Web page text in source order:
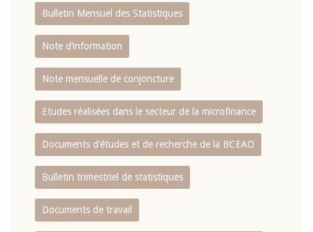
Bulletin Mensuel des Statistiques
Note d’information
Note mensuelle de conjoncture
Etudes réalisées dans le secteur de la microfinance
Documents d’études et de recherche de la BCEAO
Bulletin trimestriel de statistiques
Documents de travail